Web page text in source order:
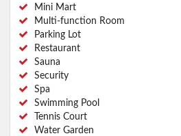
Mini Mart
Multi-function Room
Parking Lot
Restaurant
Sauna
Security
Spa
Swimming Pool
Tennis Court
Water Garden